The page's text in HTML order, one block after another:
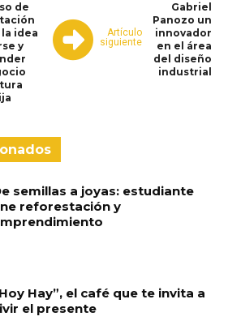
de
la idea
y
Artículo
siguiente
Gabriel
Panozo un
innovador
en el área
del diseño
industrial
semillas a joyas: estudiante
reforestación y
Hay”, el café que te invita a
el presente